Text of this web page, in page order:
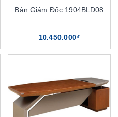
Bàn Giám Đốc 1904BLD08
10.450.000₫